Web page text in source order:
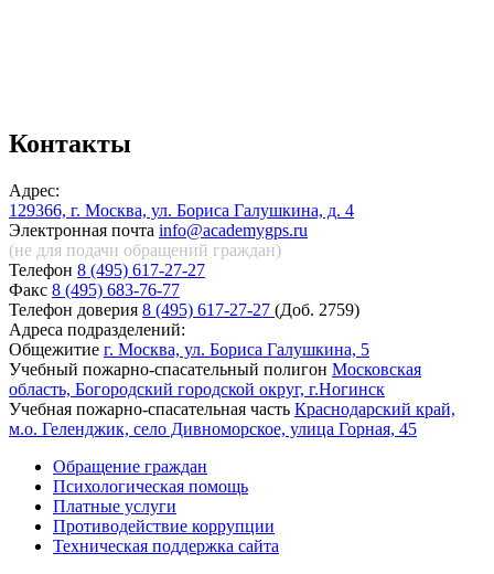
Контакты
Адрес:
129366, г. Москва, ул. Бориса Галушкина, д. 4
Электронная почта info@academygps.ru
(не для подачи обращений граждан)
Телефон 8 (495) 617-27-27
Факс 8 (495) 683-76-77
Телефон доверия 8 (495) 617-27-27 (Доб. 2759)
Адреса подразделений:
Общежитие г. Москва, ул. Бориса Галушкина, 5
Учебный пожарно-спасательный полигон Московская
область, Богородский городской округ, г.Ногинск
Учебная пожарно-спасательная часть Краснодарский край,
м.о. Геленджик, село Дивноморское, улица Горная, 45
Обращение граждан
Психологическая помощь
Платные услуги
Противодействие коррупции
Техническая поддержка сайта